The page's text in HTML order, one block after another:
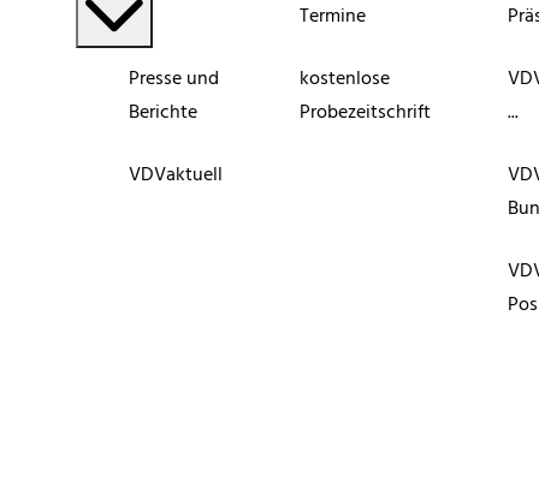
Presse und
Berichte
VDVaktuell
Termine
kostenlose
Probezeitschrift
...